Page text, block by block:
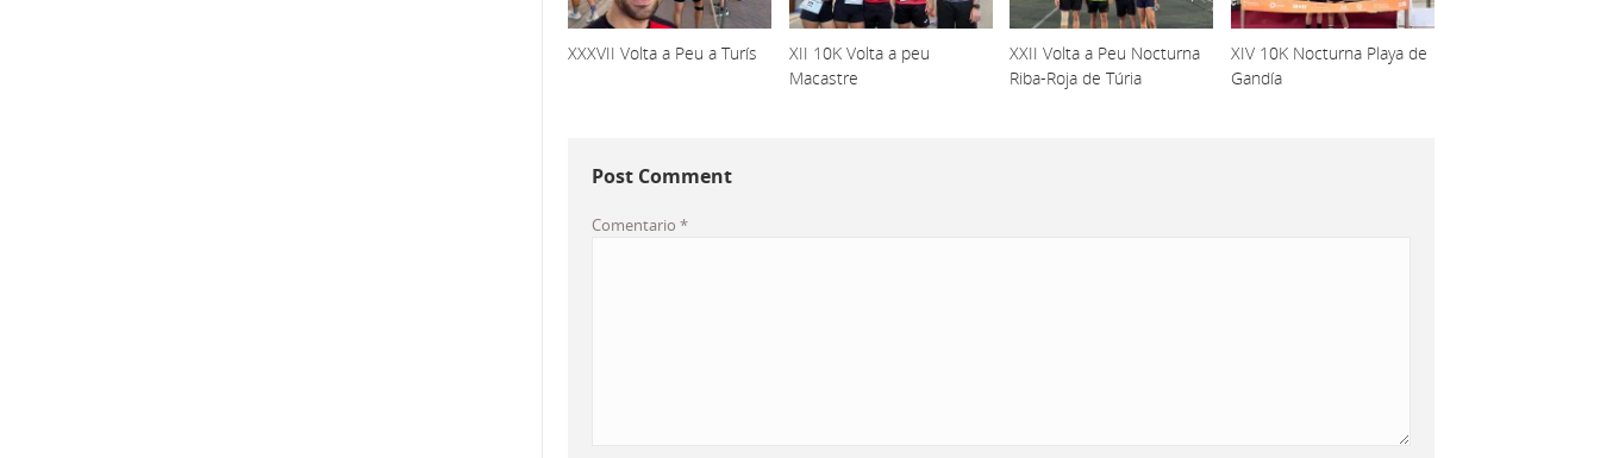
XXXVII Volta a Peu a Turís
XII 10K Volta a peu
Macastre
XXII Volta a Peu Nocturna
Riba-Roja de Túria
XIV 10K Nocturna Playa de
Gandía
Post Comment
Comentario *